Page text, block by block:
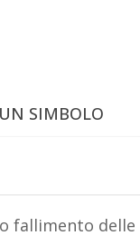
SIMBOLO
fallimento delle